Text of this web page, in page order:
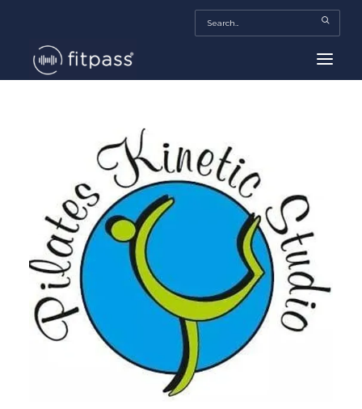
FITPASS TV
FITBIZ
TRENDS
MORE…